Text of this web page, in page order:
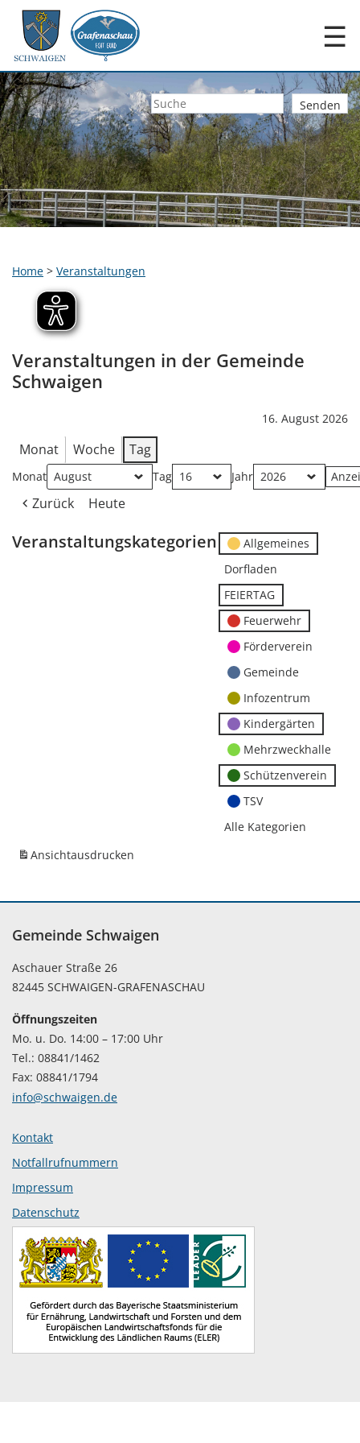
☰
Home > Veranstaltungen
Veranstaltungen in der Gemeinde
Schwaigen
16. August 2026
Monat Woche Tag
Monat Tag Jahr
Zurück Heute
Veranstaltungskategorien
Allgemeines
Dorfladen
FEIERTAG
Feuerwehr
Förderverein
Gemeinde
Infozentrum
Kindergärten
Mehrzweckhalle
Schützenverein
TSV
Alle Kategorien
Ansichtausdrucken
Gemeinde Schwaigen
Aschauer Straße 26
82445 SCHWAIGEN-GRAFENASCHAU
Öffnungszeiten
Mo. u. Do. 14:00 – 17:00 Uhr
Tel.: 08841/1462
Fax: 08841/1794
info@schwaigen.de
Kontakt
Notfallrufnummern
Impressum
Datenschutz